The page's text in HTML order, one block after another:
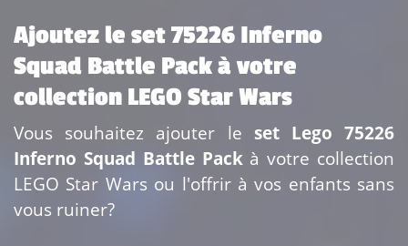
Ajoutez le set 75226 Inferno
Squad Battle Pack à votre
collection LEGO Star Wars
Vous souhaitez ajouter le set Lego 75226
Inferno Squad Battle Packà votre collection
LEGO Star Wars ou l'offrir à vos enfants sans
vous ruiner?